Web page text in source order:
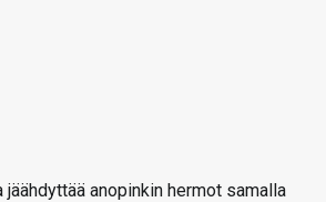
jäähdyttää anopinkin hermot samalla